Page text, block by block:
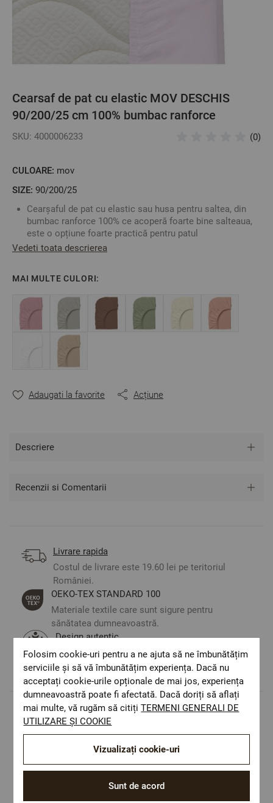
Cearsaf de pat cu elastic MOV DESCHIS
90/200/25 cm 100% bumbac ranforce
SKU: 4000006233 (0)
CULOARE: mov
SIZE: 90/200/25
Cearșaful de pat cu elastic sau husa pentru saltea, din
bumbac ranforce 100% ce acoperă foarte bine salteaua,
este o opțiune foarte practică pentru patul
dumneavoastră.
dumneavoastră: Lățime/Lungime/Înălțime
Puteți să vă creați propriul set combinând acest cearșaf
de pat cu oricare față de pernă sau cearșaf de pilotă în
funcție de preferințele dumneavoastră.
Fabricat în Bulgaria
Culoare: Mov Deschis
100% Bumbac Ranforce
Mărime: 90/200/25 cm – acest cearșaf este potrivit
Vedeti toata descrierea
MAI MULTE CULORI:
Adaugati la favorite Acțiune
Descriere
Recenzii si Comentarii
Livrare rapida
Costul de livrare este 19.60 lei pe teritoriul
României.
ОЕКО-ТЕX STANDARD 100
Materiale textile care sunt sigure pentru
sănătatea dumneavoastră.
Design autentic
Culori și imprimeuri pentru orice stil și
preferință.
Populare in aceasta categorie
Folosim cookie-uri pentru a ne ajuta să ne îmbunătățim
serviciile și să vă îmbunătățim experiența. Dacă nu
acceptați cookie-urile opționale de mai jos, experiența
dumneavoastră poate fi afectată. Dacă doriți să aflați
mai multe, vă rugăm să citițiTERMENI GENERALI DE
UTILIZARE ȘI COOKIE
Sunt de acord
Vizualizați cookie-uri